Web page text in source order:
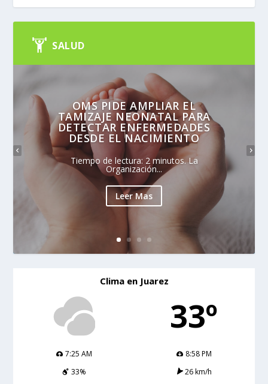
SALUD
OMS PIDE AMPLIAR EL
TAMIZAJE NEONATAL PARA
DETECTAR ENFERMEDADES
DESDE EL NACIMIENTO
Tiempo de lectura: 2 minutos. La
Organización...
Leer Mas
Clima en Juarez
33º
7:25 AM
8:58 PM
33%
26 km/h